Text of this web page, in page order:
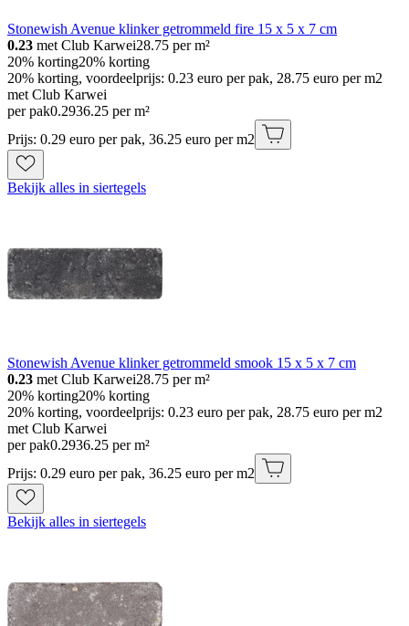
Stonewish Avenue klinker getrommeld fire 15 x 5 x 7 cm
0.23 met Club Karwei28.75 per m²
20% korting20% korting
20% korting, voordeelprijs: 0.23 euro per pak, 28.75 euro per m2
met Club Karwei
per pak0.2936.25 per m²
Prijs: 0.29 euro per pak, 36.25 euro per m2
Bekijk alles in siertegels
Stonewish Avenue klinker getrommeld smook 15 x 5 x 7 cm
0.23 met Club Karwei28.75 per m²
20% korting20% korting
20% korting, voordeelprijs: 0.23 euro per pak, 28.75 euro per m2
met Club Karwei
per pak0.2936.25 per m²
Prijs: 0.29 euro per pak, 36.25 euro per m2
Bekijk alles in siertegels